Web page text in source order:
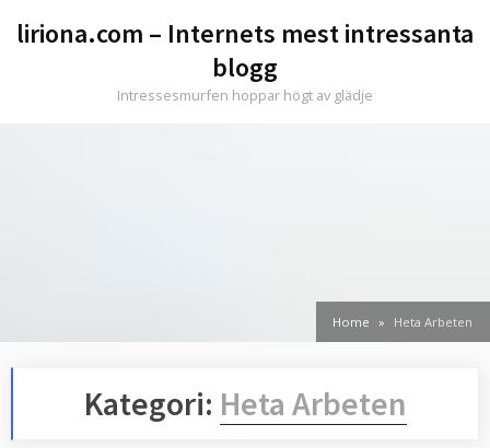
liriona.com – Internets mest intressanta
blogg
Intressesmurfen hoppar högt av glädje
Home Heta Arbeten
Kategori: Heta Arbeten